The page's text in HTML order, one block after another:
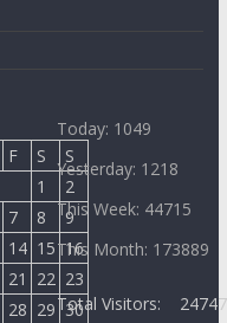
F S
S
1
2
7 8
9
14 15 16
21 22 23
28 29 30
Today: 1049
Yesterday: 1218
This Week: 44715
This Month: 173889
Total Visitors: